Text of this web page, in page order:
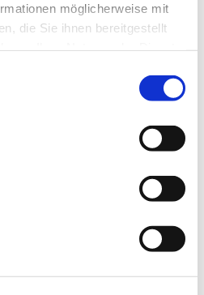
möglicherweise mit
die Sie ihnen bereitgestellt
Sie auch